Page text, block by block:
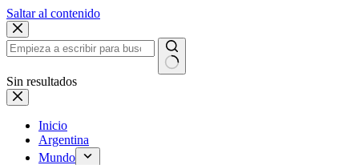
Saltar al contenido
Sin resultados
Inicio
Argentina
Mundo